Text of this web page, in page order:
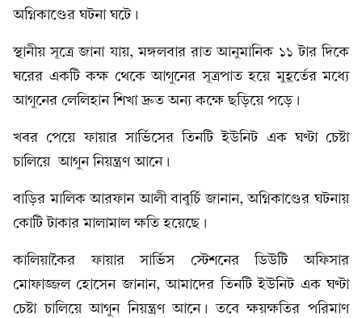
অগ্নিকাণ্ডের ঘটনা ঘটে ।
স্থানীয় সূত্রে জানা যায়, মঙ্গলবার রাত আনুমানিক ১১ টার দিকে
ঘরের একটি কক্ষ থেকে আগুনের সূত্রপাত হয়ে মুহূর্তের মধ্যে
আগুনের লেলিহান শিখা দ্রুত অন্য কক্ষে ছড়িয়ে পড়ে।
খবর পেয়ে ফায়ার সার্ভিসের তিনটি ইউনিট এক ঘণ্টা চেষ্টা
চালিয়ে আগুন নিয়ন্ত্রণ আনে।
বাড়ির মালিক আরফান আলী বাবুর্চি জানান, অগ্নিকাণ্ডের ঘটনায়
কোটি টাকার মালামাল ক্ষতি হয়েছে।
কালিয়াকৈর ফায়ার সার্ভিস স্টেশনের ডিউটি অফিসার
মোফাজ্জল হোসেন জানান, আমাদের তিনটি ইউনিট এক ঘণ্টা
চেষ্টা চালিয়ে আগুন নিয়ন্ত্রণ আনে। তবে ক্ষয়ক্ষতির পরিমাণ